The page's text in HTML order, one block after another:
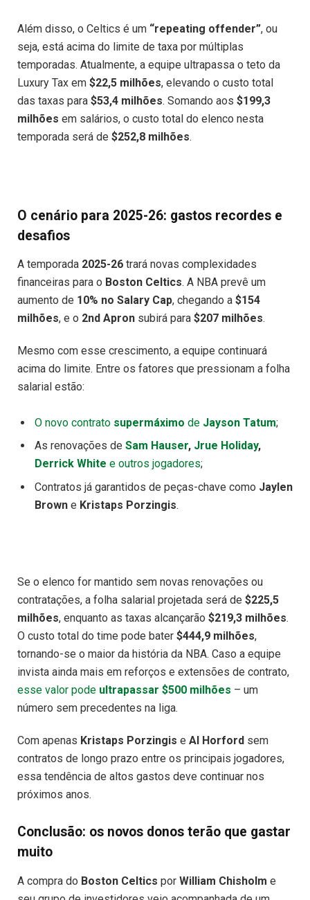
Além disso, o Celtics é um “repeating offender”, ou
seja, está acima do limite de taxa por múltiplas
temporadas. Atualmente, a equipe ultrapassa o teto da
Luxury Tax em $22,5 milhões, elevando o custo total
das taxas para $53,4 milhões. Somando aos $199,3
milhões em salários, o custo total do elenco nesta
temporada será de $252,8 milhões.
O cenário para 2025-26: gastos recordes e
desafios
A temporada 2025-26 trará novas complexidades
financeiras para o Boston Celtics. A NBA prevê um
aumento de 10% no Salary Cap, chegando a $154
milhões, e o 2nd Apron subirá para $207 milhões.
Mesmo com esse crescimento, a equipe continuará
acima do limite. Entre os fatores que pressionam a folha
salarial estão:
O novo contrato supermáximo de Jayson Tatum;
As renovações de Sam Hauser, Jrue Holiday,
Derrick White e outros jogadores;
Contratos já garantidos de peças-chave como Jaylen
Brown e Kristaps Porzingis.
Se o elenco for mantido sem novas renovações ou
contratações, a folha salarial projetada será de $225,5
milhões, enquanto as taxas alcançarão $219,3 milhões.
O custo total do time pode bater $444,9 milhões,
tornando-se o maior da história da NBA. Caso a equipe
invista ainda mais em reforços e extensões de contrato,
esse valor pode ultrapassar $500 milhões – um
número sem precedentes na liga.
Com apenas Kristaps Porzingis e Al Horford sem
contratos de longo prazo entre os principais jogadores,
essa tendência de altos gastos deve continuar nos
próximos anos.
Conclusão: os novos donos terão que gastar
muito
A compra do Boston Celtics por William Chisholm e